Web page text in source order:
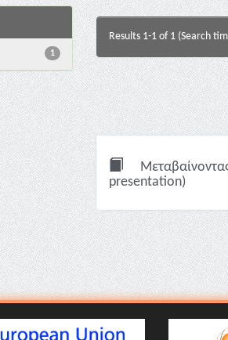
1
Results 1-1 of 1 (Search
presentation)